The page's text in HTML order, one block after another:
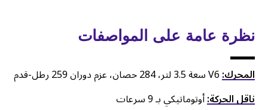
نظرة عامة على المواصفات
المحرك:
ناقل الحركة:أوتوماتيكي بـ 9 سرعات